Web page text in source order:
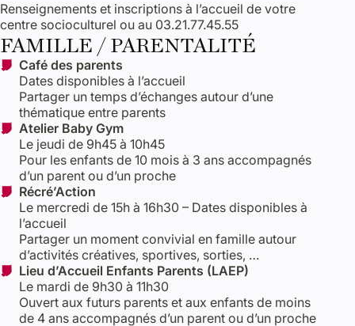
Renseignements et inscriptions à l’accueil de votre
centre socioculturel ou au 03.21.77.45.55
FAMILLE / PARENTALITÉ
Café des parents
Dates disponibles à l’accueil
Partager un temps d’échanges autour d’une
thématique entre parents
Atelier Baby Gym
Le jeudi de 9h45 à 10h45
Pour les enfants de 10 mois à 3 ans accompagnés
d’un parent ou d’un proche
Récré’Action
Le mercredi de 15h à 16h30 – Dates disponibles à
l’accueil
Partager un moment convivial en famille autour
d’activités créatives, sportives, sorties, …
Lieu d’Accueil Enfants Parents (LAEP)
Le mardi de 9h30 à 11h30
Ouvert aux futurs parents et aux enfants de moins
de 4 ans accompagnés d’un parent ou d’un proche